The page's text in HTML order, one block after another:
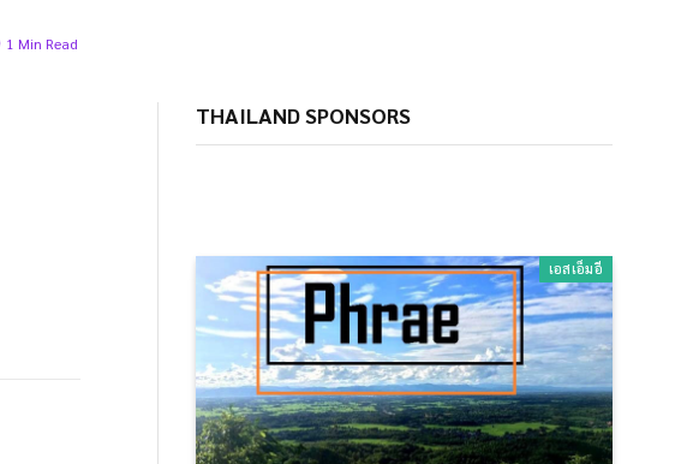
1 Min Read
THAILAND SPONSORS
เอสเอ็มอี